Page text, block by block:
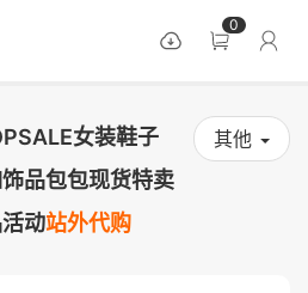
0
女装鞋子
饰品包包现货特卖
活动站外代购
其他